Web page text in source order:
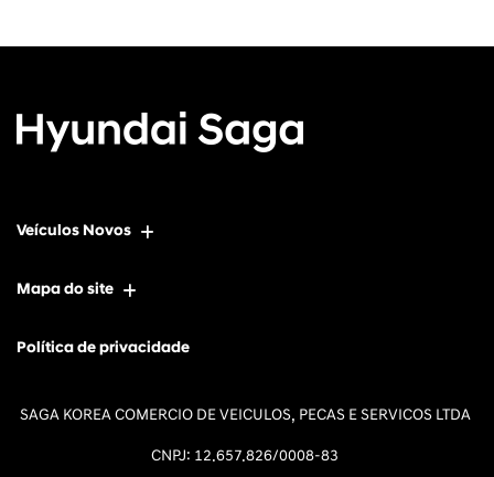
Veículos Novos
Mapa do site
Política de privacidade
SAGA KOREA COMERCIO DE VEICULOS, PECAS E SERVICOS LTDA
CNPJ: 12.657.826/0008-83